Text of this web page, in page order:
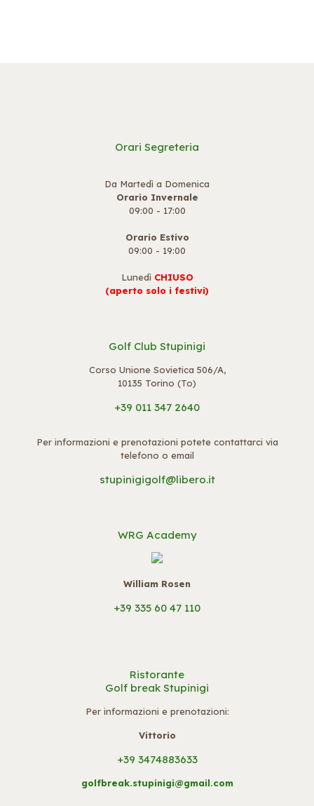
Orari Segreteria
Da Martedì a Domenica
Orario Invernale
09:00 - 17:00
Orario Estivo
09:00 - 19:00
Lunedì CHIUSO
(aperto solo i festivi)
Golf Club Stupinigi
Corso Unione Sovietica 506/A,
10135 Torino (To)
+39 011 347 2640
Per informazioni e prenotazioni potete contattarci via
telefono o email
stupinigigolf@libero.it
WRG Academy
William Rosen
+39 335 60 47 110
Ristorante
Golf break Stupinigi
Per informazioni e prenotazioni:
Vittorio
+39 3474883633
golfbreak.stupinigi@gmail.com